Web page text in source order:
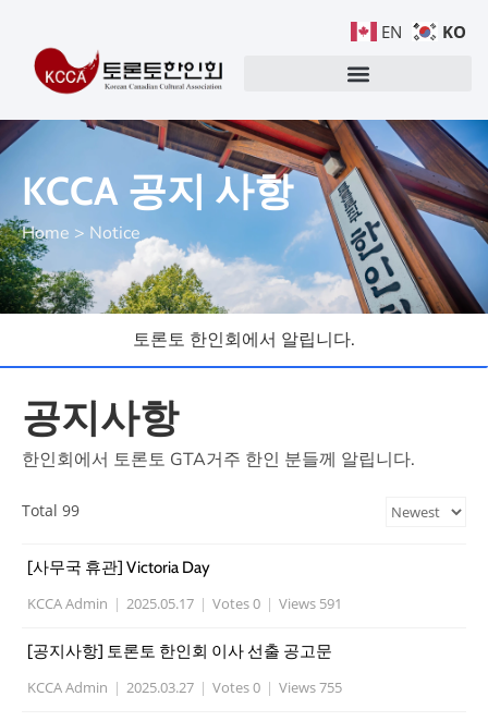
KCCA 공지 사항
Home > Notice
토론토 한인회에서 알립니다.
공지사항
한인회에서 토론토 GTA거주 한인 분들께 알립니다.
Total 99
[사무국 휴관] Victoria Day
KCCA Admin | 2025.05.17 | Votes 0 | Views 591
[공지사항] 토론토 한인회 이사 선출 공고문
KCCA Admin | 2025.03.27 | Votes 0 | Views 755
EN KO